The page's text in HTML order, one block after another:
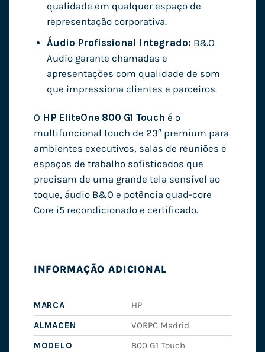
qualidade em qualquer espaço de
representação corporativa.
Áudio Profissional Integrado: B&O
Audio garante chamadas e
apresentações com qualidade de som
que impressiona clientes e parceiros.
O HP EliteOne 800 G1 Touch é o
multifuncional touch de 23″ premium para
ambientes executivos, salas de reuniões e
espaços de trabalho sofisticados que
precisam de uma grande tela sensível ao
toque, áudio B&O e potência quad-core
Core i5 recondicionado e certificado.
INFORMAÇÃO ADICIONAL
MARCA
HP
ALMACEN
VORPC Madrid
MODELO
800 G1 Touch